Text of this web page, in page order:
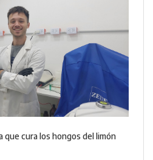
que cura los hongos del limón